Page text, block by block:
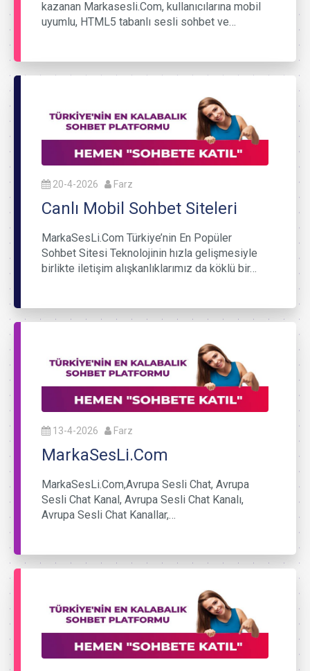
kazanan Markasesli.Com, kullanıcılarına mobil
uyumlu, HTML5 tabanlı sesli sohbet ve…
20-4-2026 Farz
Canlı Mobil Sohbet Siteleri
MarkaSesLi.Com Türkiye’nin En Popüler
Sohbet Sitesi Teknolojinin hızla gelişmesiyle
birlikte iletişim alışkanlıklarımız da köklü bir…
13-4-2026 Farz
MarkaSesLi.Com
MarkaSesLi.Com,Avrupa Sesli Chat, Avrupa
Sesli Chat Kanal, Avrupa Sesli Chat Kanalı,
Avrupa Sesli Chat Kanallar,…